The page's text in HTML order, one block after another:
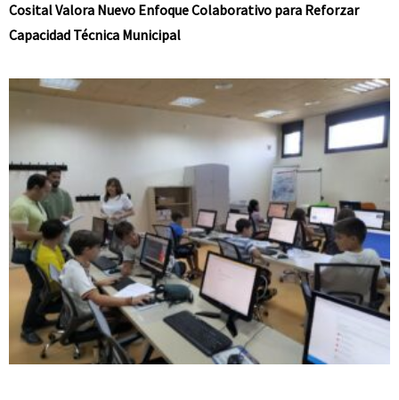
Cosital Valora Nuevo Enfoque Colaborativo para Reforzar
Capacidad Técnica Municipal